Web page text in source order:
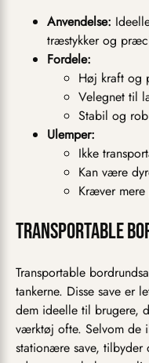
Anvendelse:
træstykker og
Fordele:
Høj kraft og
Velegnet til
Stabil og
Ulemper:
Ikke
Kan være
Kræver
Transportable
Transportable
tankerne. Disse save er
dem ideelle til brugere,
værktøj ofte. Selvom de
stationære save,